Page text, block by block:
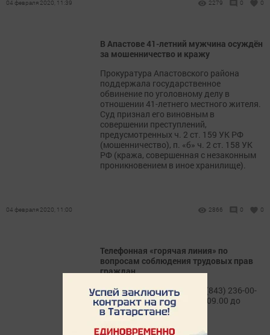
04 февраля 2020, 11:39 2279 0 0
В Апастове 41-летний мужчина осуждён
за мошенничество и кражу
Прокуратура Апастовского района
поддержала государственное
обвинение по уголовному делу в
отношении 41-летнего местного жителя.
Суд признал его виновным в
совершении преступлений,
предусмотренных ч. 2 ст. 159 УК РФ
(мошенничество), п. «б» ч. 2 ст. 158 УК
РФ (кража, совершенная с незаконным
проникновением в иное хранилище).
04 февраля 2020, 11:00 2866 0 0
Телефонная «горячая линия» по
вопросам соблюдения трудовых прав
граждан
Телефон «горячей линии»: (843) 236-00-
71. Время консультации: с 09.00 до
17.00.